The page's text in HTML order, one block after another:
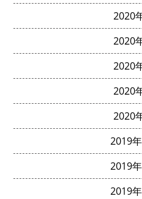
2020
2020
2020
2020
2020
2019
2019
2019